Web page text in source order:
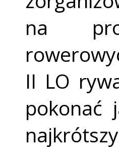
na
II LO
pokonać